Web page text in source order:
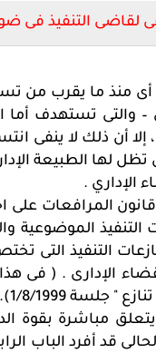
لقاضى التنفيذ فى
استقر قضاء المحكمة الدستورية العليا منذ
– والتى تستهدف أما
أن ذلك لا ينفى
لها الطبيعة
الإداري .
سلامة هذا النظر , نص المادة (275) من
الموضوعية
التنفيذ التى
الإدارى . ( فى
مباشرة بقوة
قد أفرد الباب